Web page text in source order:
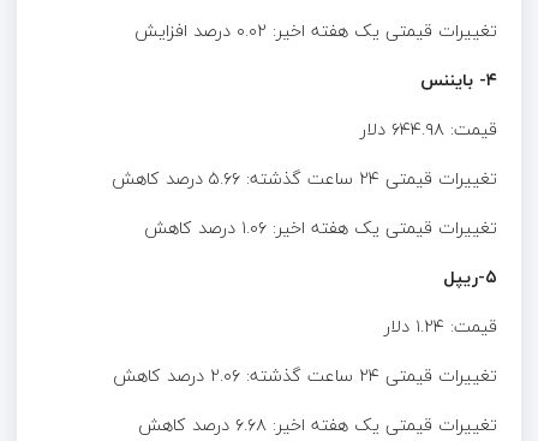
تغییرات قیمتی یک هفته اخیر: ۰.۰۲ درصد افزایش
۴- بایننس
قیمت: ۶۴۴.۹۸ دلار
تغییرات قیمتی ۲۴ ساعت گذشته: ۵.۶۶ درصد کاهش
تغییرات قیمتی یک هفته اخیر: ۱.۰۶ درصد کاهش
۵-ریپل
قیمت: ۱.۲۴ دلار
تغییرات قیمتی ۲۴ ساعت گذشته: ۲.۰۶ درصد کاهش
تغییرات قیمتی یک هفته اخیر: ۶.۶۸ درصد کاهش